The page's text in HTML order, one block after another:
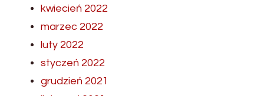
kwiecień 2022
marzec 2022
luty 2022
styczeń 2022
grudzień 2021